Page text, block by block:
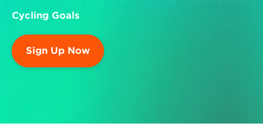
Cycling Goals
Sign Up Now